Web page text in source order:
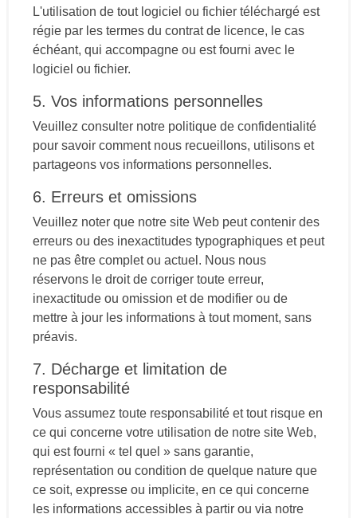
L'utilisation de tout logiciel ou fichier téléchargé est
régie par les termes du contrat de licence, le cas
échéant, qui accompagne ou est fourni avec le
logiciel ou fichier.
5. Vos informations personnelles
Veuillez consulter notre politique de confidentialité
pour savoir comment nous recueillons, utilisons et
partageons vos informations personnelles.
6. Erreurs et omissions
Veuillez noter que notre site Web peut contenir des
erreurs ou des inexactitudes typographiques et peut
ne pas être complet ou actuel. Nous nous
réservons le droit de corriger toute erreur,
inexactitude ou omission et de modifier ou de
mettre à jour les informations à tout moment, sans
préavis.
7. Décharge et limitation de
responsabilité
Vous assumez toute responsabilité et tout risque en
ce qui concerne votre utilisation de notre site Web,
qui est fourni « tel quel » sans garantie,
représentation ou condition de quelque nature que
ce soit, expresse ou implicite, en ce qui concerne
les informations accessibles à partir ou via notre